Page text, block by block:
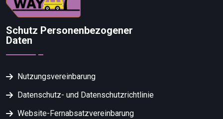
Schutz Personenbezogener
Daten
Nutzungsvereinbarung
Datenschutz- und Datenschutzrichtlinie
Website-Fernabsatzvereinbarung